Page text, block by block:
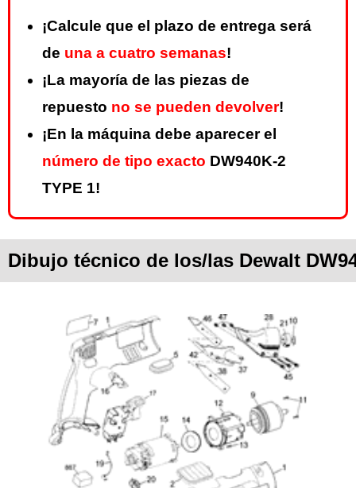
¡Calcule que el plazo de entrega será
de una a cuatro semanas!
¡La mayoría de las piezas de
repuesto no se pueden devolver!
¡En la máquina debe aparecer el
número de tipo exacto DW940K-2
TYPE 1!
Dibujo técnico de los/las Dewalt